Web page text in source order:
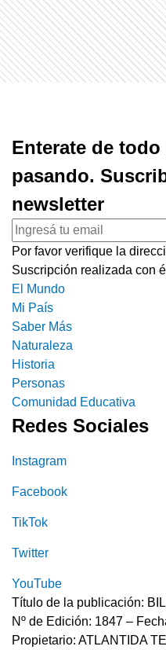
Enterate de
pasando.
newsletter
Por favor verifique la
Suscripción realizada con
El Mundo
Mi País
Saber Más
Naturaleza
Historia
Personas
Comunidad Educativa
Redes Sociales
Instagram
Facebook
TikTok
Twitter
YouTube
Título de la publicación:
Nº de Edición: 1847 –
Propietario: ATLANTIDA